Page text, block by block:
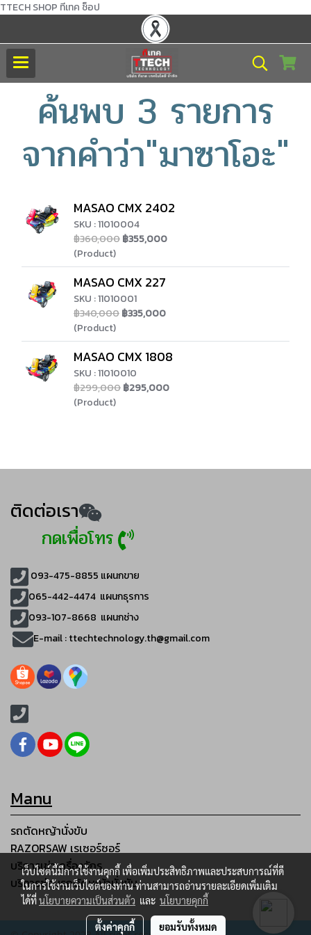
TTECH SHOP ทีเทค ช็อป
ค้นพบ 3 รายการ
จากคำว่า"มาซาโอะ"
MASAO CMX 2402
SKU : 11010004
฿360,000฿355,000
(Product)
MASAO CMX 227
SKU : 11010001
฿340,000฿335,000
(Product)
MASAO CMX 1808
SKU : 11010010
฿299,000฿295,000
(Product)
ติดต่อเรา
กดเพื่อโทร
093-475-8855 แผนกขาย
065-442-4474 แผนกธุรการ
093-107-8668 แผนกช่าง
E-mail :ttechtechnology.th@gmail.com
Manu
รถตัดหญ้านั่งขับ
RAZORSAW เรเซอร์ซอร์
บริการเช่าเครื่องจักร
บริการซ่อมรถตัดหญ้านั่งขับ
เว็บไซต์นี้มีการใช้งานคุกกี้ เพื่อเพิ่มประสิทธิภาพและประสบการณ์ที่ดี
ในการใช้งานเว็บไซต์ของท่าน ท่านสามารถอ่านรายละเอียดเพิ่มเติม
ได้ที่นโยบายความเป็นส่วนตัว และ นโยบายคุกกี้
ตั้งค่าคุกกี้ ยอมรับทั้งหมด